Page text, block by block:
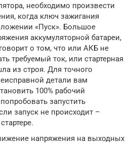
необходимо произвести
когда ключ зажигания
«Пуск». Большое
аккумуляторной батареи,
о том, что или АКБ не
требуемый ток, или стартерная
из строя. Для точного
детали вам
100% рабочий
запустить
запуск не происходит –
напряжения на выходных